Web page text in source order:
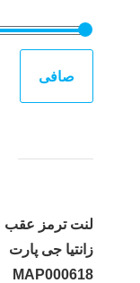
صافی
لنت ترمز عقب
زانتیا جی پارت
MAP000618